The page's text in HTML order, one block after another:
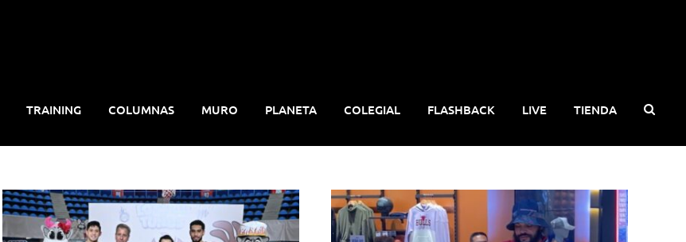
TRAINING COLUMNAS MURO PLANETA COLEGIAL FLASHBACK LIVE TIENDA